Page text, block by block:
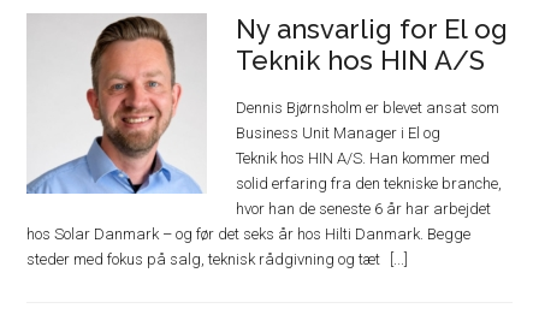
Ny ansvarlig for El og
Teknik hos HIN A/S
Dennis Bjørnsholm er blevet ansat som
Business Unit Manager i El og
Teknik hos HIN A/S. Han kommer med
solid erfaring fra den tekniske branche,
hvor han de seneste 6 år har arbejdet
hos Solar Danmark – og før det seks år hos Hilti Danmark. Begge
steder med fokus på salg, teknisk rådgivning og tæt